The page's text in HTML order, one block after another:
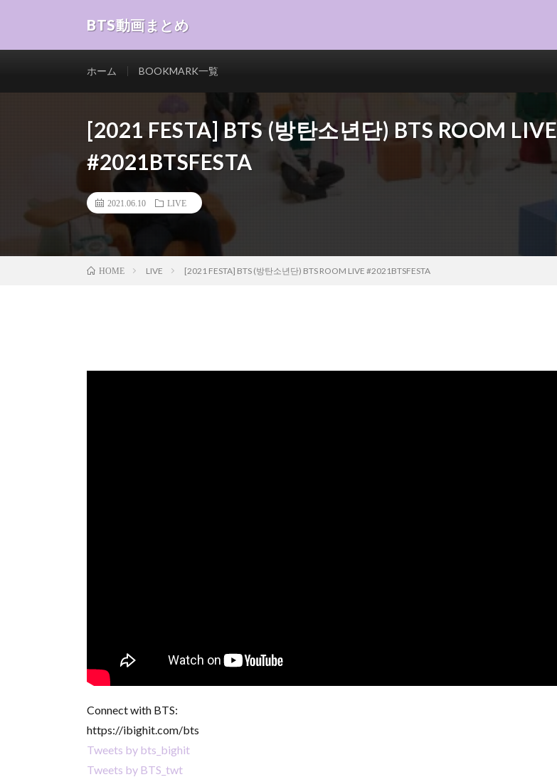
BTS動画まとめ
ホーム BOOKMARK一覧
[2021 FESTA] BTS (방탄소년단) BTS ROOM LIVE
#2021BTSFESTA
2021.06.10 LIVE
HOME LIVE [2021 FESTA] BTS (방탄소년단) BTS ROOM LIVE #2021BTSFESTA
Connect with BTS:
https://ibighit.com/bts
Tweets by bts_bighit
Tweets by BTS_twt